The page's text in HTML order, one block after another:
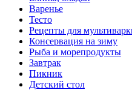
Варенье
Тесто
Рецепты для
Консервация на зиму
Рыба и морепродукты
Завтрак
Пикник
Детский стол